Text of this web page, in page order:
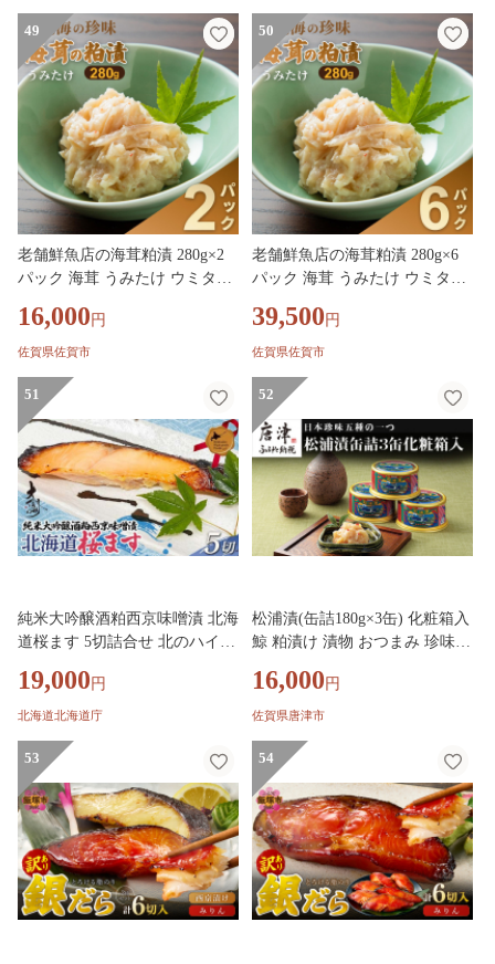
49
老舗鮮魚店の海茸粕漬 280g×2
パック 海茸 うみたけ ウミタケ
49
16,000 円
佐賀県佐賀市
50
老舗鮮魚店の海茸粕漬 280g×6
パック 海茸 うみたけ ウミタケ
16
39,500 円
佐賀県佐賀市
51
純米大吟醸酒粕西京味噌漬 北海
道桜ます 5切詰合せ 北のハイグ
京味噌漬 酒粕 純米大吟醸 切身
魚介 海産物 国産 おつまみ 肴
フト F6S-562
19,000 円
北海道北海道庁
52
松浦漬(缶詰180g×3缶) 化粧箱入
鯨 粕漬け 漬物 おつまみ 珍味
飯のお供 松浦漬本舗
16,000 円
佐賀県唐津市
53 54